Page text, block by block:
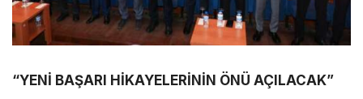
“YENİ BAŞARI HİKAYELERİNİN ÖNÜ AÇILACAK”